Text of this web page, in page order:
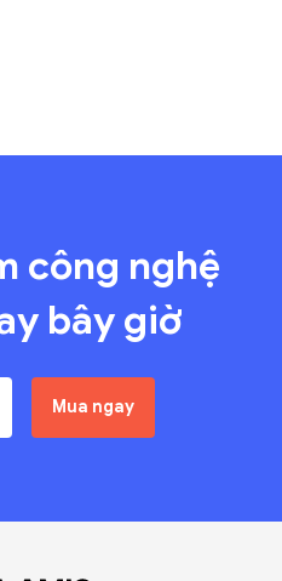
công nghệ
bây giờ
Mua ngay